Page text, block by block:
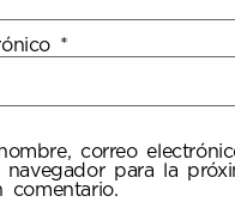
*
correo
para la
comentario.